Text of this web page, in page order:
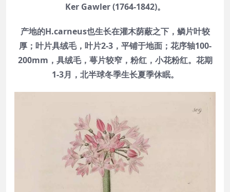
Ker Gawler (1764-1842)。
产地的H.carneus也生长在灌木荫蔽之下，鳞片叶较
厚；叶片具绒毛，叶片2-3，平铺于地面；花序轴100-
200mm，具绒毛，萼片较窄，粉红，小花粉红。花期
1-3月，北半球冬季生长夏季休眠。